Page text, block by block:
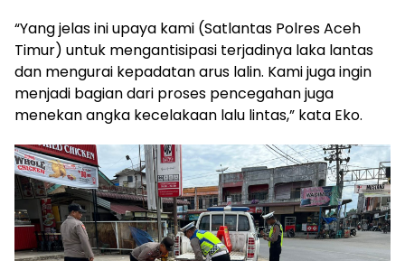
“Yang jelas ini upaya kami (Satlantas Polres Aceh
Timur) untuk mengantisipasi terjadinya laka lantas
dan mengurai kepadatan arus lalin. Kami juga ingin
menjadi bagian dari proses pencegahan juga
menekan angka kecelakaan lalu lintas,” kata Eko.